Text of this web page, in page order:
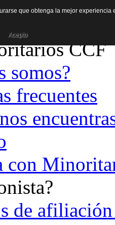
CCF
somos?
frecuentes
con
de
que obtenga la mejor
Acepto